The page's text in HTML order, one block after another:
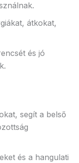
átkokat,
és jó
segít a belső
és a hangulati